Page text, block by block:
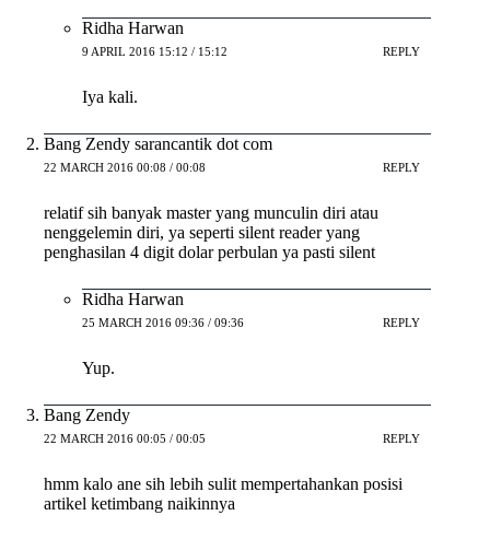
Ridha Harwan
9 APRIL 2016 15:12 / 15:12 REPLY
Iya kali.
Bang Zendy sarancantik dot com
22 MARCH 2016 00:08 / 00:08 REPLY
relatif sih banyak master yang munculin diri atau
nenggelemin diri, ya seperti silent reader yang
penghasilan 4 digit dolar perbulan ya pasti silent
Ridha Harwan
25 MARCH 2016 09:36 / 09:36 REPLY
Yup.
Bang Zendy
22 MARCH 2016 00:05 / 00:05 REPLY
hmm kalo ane sih lebih sulit mempertahankan posisi
artikel ketimbang naikinnya